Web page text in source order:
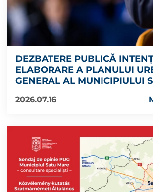
DEZBATERE PUBLICĂ
ELABORARE A PLANULUI
GENERAL AL MUNICIPIULUI
2026.07.16